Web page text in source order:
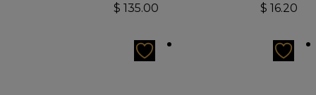
$ 16.20
$ 135.00